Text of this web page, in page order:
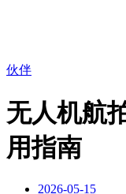
伙伴
无人机航
用指南
2026-05-15